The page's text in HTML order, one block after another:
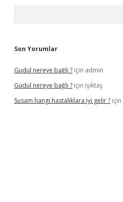
Son Yorumlar
Gudul nereye bağlı ? için admin
Gudul nereye bağlı ? için Işıktaş
Susam hangi hastalıklara iyi gelir ? için